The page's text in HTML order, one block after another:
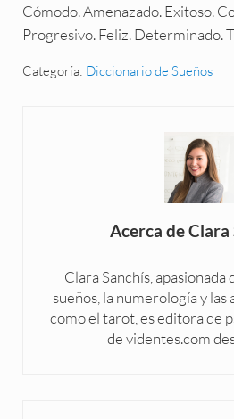
Cómodo. Amenazado. Exitoso.
Progresivo. Feliz. Determinado.
Categoría: Diccionario de Sueños
Acerca deClara
Clara Sanchís, apasionada
sueños, la numerología y
como el tarot, es editora de
de videntes.com